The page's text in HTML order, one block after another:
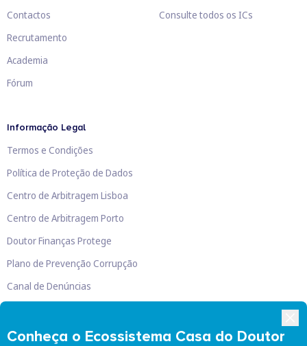
Conheça o Ecossistema Casa do Doutor
Contactos
Recrutamento
Academia
Fórum
Consulte todos os ICs
Informação Legal
Termos e Condições
Política de Proteção de Dados
Centro de Arbitragem Lisboa
Centro de Arbitragem Porto
Doutor Finanças Protege
Plano de Prevenção Corrupção
Canal de Denúncias